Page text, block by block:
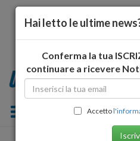
Toggle
Hai letto le ultime
Conferma la tua
continuare a ricevere
Accetto